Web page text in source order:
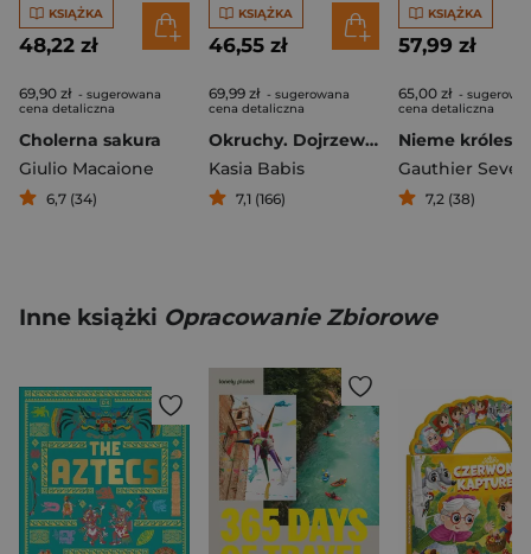
KSIĄŻKA
48,22 zł
69,90 zł - sugerowana
cena detaliczna
Cholerna sakura
Giulio Macaione
6,7 (34)
KSIĄŻKA
46,55 zł
69,99 zł - sugerowana
cena detaliczna
Okruchy. Dojrzewanie w postkomunistycznej Polsce
Kasia Babis
7,1 (166)
KSIĄŻKA
57,99 zł
65,00 zł -
cena detaliczna
Nieme
Gauthier
7,2 (38)
Inne książki Opracowanie Zbiorowe